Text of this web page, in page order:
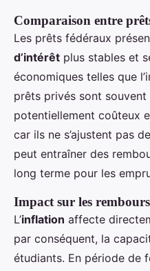
Comparaison entre
Les prêts fédéraux
d’intérêt plus stables et
économiques telles que
prêts privés sont
potentiellement coûteux
car ils ne s’ajustent pas
peut entraîner des
long terme pour les
Impact sur les
L’inflation affecte
par conséquent, la
étudiants. En période de